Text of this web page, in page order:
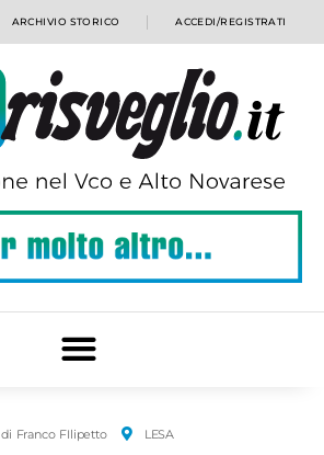
ARCHIVIO STORICO ACCEDI/REGISTRATI
di Franco FIlipetto LESA